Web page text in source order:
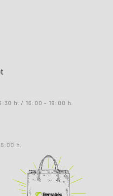
h. / 16:00 - 19:00 h.
h.